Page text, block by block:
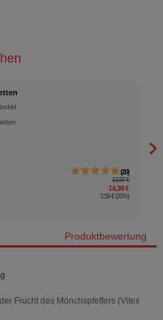
20
17,97 €
14,38 €
3,59 € (20%)
Produktbewertung
Frucht des Mönchspfeffers (Vitex